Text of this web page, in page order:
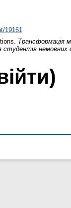
19161
Трансформація
студентів